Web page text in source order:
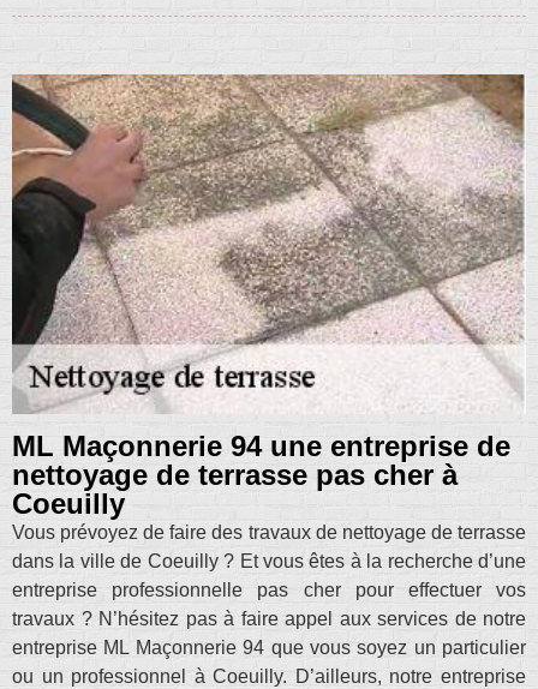
ML Maçonnerie 94 une entreprise de
nettoyage de terrasse pas cher à
Coeuilly
Vous prévoyez de faire des travaux de nettoyage de terrasse
dans la ville de Coeuilly ? Et vous êtes à la recherche d’une
entreprise professionnelle pas cher pour effectuer vos
travaux ? N’hésitez pas à faire appel aux services de notre
entreprise ML Maçonnerie 94 que vous soyez un particulier
ou un professionnel à Coeuilly. D’ailleurs, notre entreprise